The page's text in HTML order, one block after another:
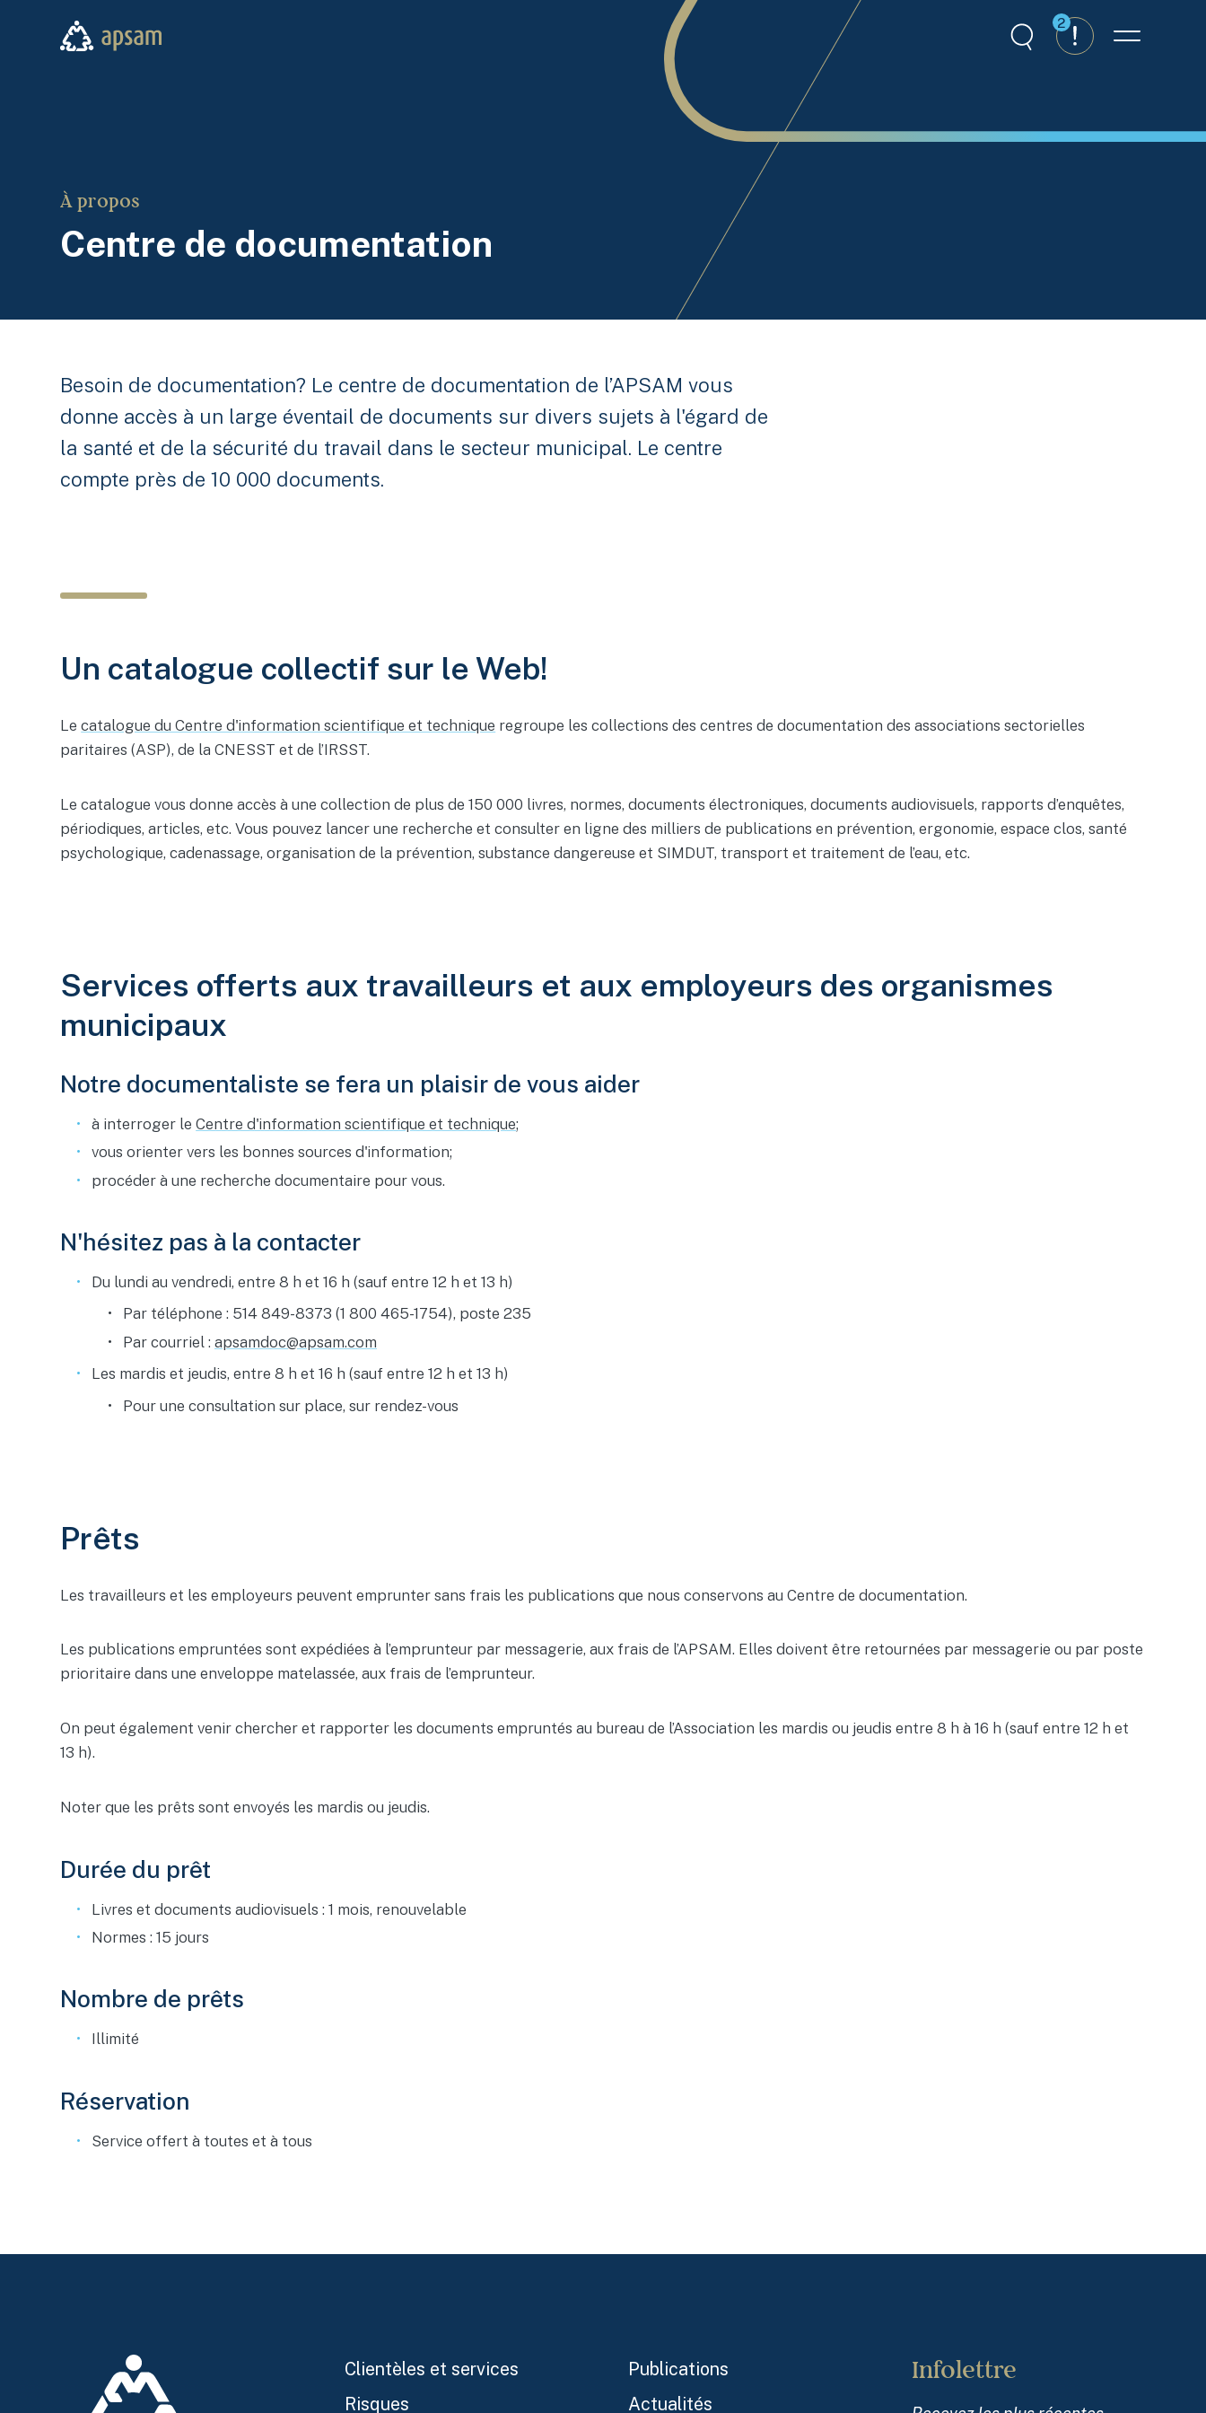
RechercheAlertes
2
Menu
À propos
Centre de documentation
Besoin de documentation? Le centre de documentation de l’APSAM vous
donne accès à un large éventail de documents sur divers sujets à l'égard de
la santé et de la sécurité du travail dans le secteur municipal. Le centre
compte près de 10 000 documents.
Un catalogue collectif sur le Web!
Lecatalogue du Centre d'information scientifique et technique regroupe les collections des centres de documentation des associations sectorielles
paritaires (ASP), de la CNESST et de l’IRSST.
Le catalogue vous donne accès à une collection de plus de 150 000 livres, normes, documents électroniques, documents audiovisuels, rapports d’enquêtes,
périodiques, articles, etc. Vous pouvez lancer une recherche et consulter en ligne des milliers de publications en prévention, ergonomie, espace clos, santé
psychologique, cadenassage, organisation de la prévention, substance dangereuse et SIMDUT, transport et traitement de l’eau, etc.
Services offerts aux travailleurs et aux employeurs des organismes
municipaux
Notre documentaliste se fera un plaisir de vous aider
à interroger leCentre d'information scientifique et technique;
vous orienter vers les bonnes sources d'information;
procéder à une recherche documentaire pour vous.
N'hésitez pas à la contacter
Du lundi au vendredi, entre 8 h et 16 h (sauf entre 12 h et 13 h)
Par téléphone : 514 849-8373 (1 800 465-1754), poste 235
Par courriel :apsamdoc@apsam.com
Les mardis et jeudis, entre 8 h et 16 h (sauf entre 12 h et 13 h)
Pour une consultation sur place, sur rendez-vous
Prêts
Les travailleurs et les employeurs peuvent emprunter sans frais les publications que nous conservons au Centre de documentation.
Les publications empruntées sont expédiées à l’emprunteur par messagerie, aux frais de l’APSAM. Elles doivent être retournées par messagerie ou par poste
prioritaire dans une enveloppe matelassée, aux frais de l’emprunteur.
On peut également venir chercher et rapporter les documents empruntés au bureau de l’Association les mardis ou jeudis entre 8 h à 16 h (sauf entre 12 h et
13 h).
Noter que les prêts sont envoyés les mardis ou jeudis.
Durée du prêt
Livres et documents audiovisuels : 1 mois, renouvelable
Normes : 15 jours
Nombre de prêts
Illimité
Réservation
Service offert à toutes et à tous
Clientèles et services
Risques
Publications
Actualités
Infolettre